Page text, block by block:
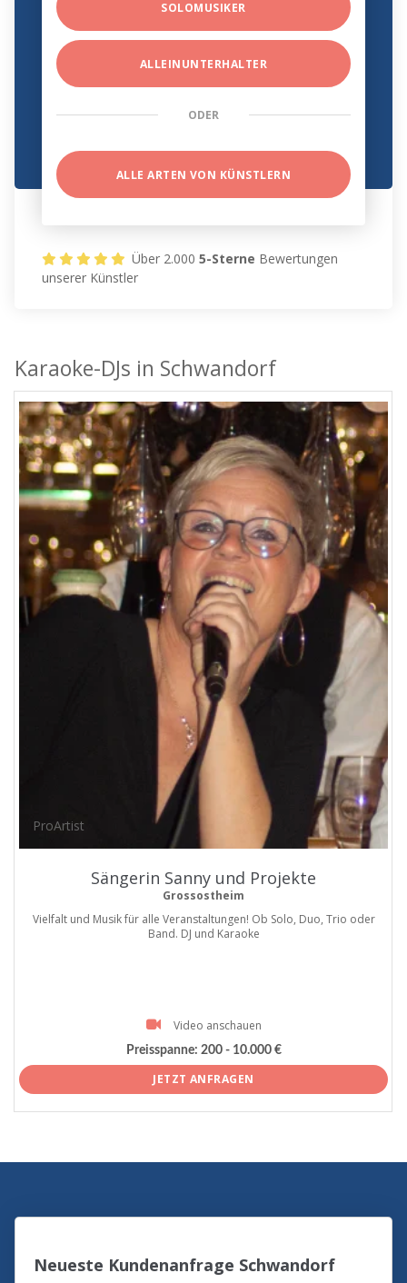
SOLOMUSIKER
ALLEINUNTERHALTER
ODER
ALLE ARTEN VON KÜNSTLERN
Über 2.0005-Sterne Bewertungen
unserer Künstler
Karaoke-DJs in Schwandorf
ProArtist
Sängerin Sanny und Projekte
Grossostheim
Vielfalt und Musik für alle Veranstaltungen! Ob Solo, Duo, Trio oder
Band. DJ und Karaoke
Video anschauen
Preisspanne: 200 - 10.000 €
JETZT ANFRAGEN
Neueste Kundenanfrage Schwandorf